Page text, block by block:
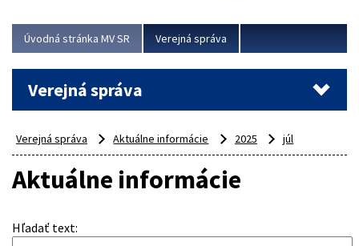
Úvodná stránka MV SR Verejná správa
Verejná správa
Verejná správa Aktuálne informácie 2025 júl
Aktuálne informácie
Hľadať text: